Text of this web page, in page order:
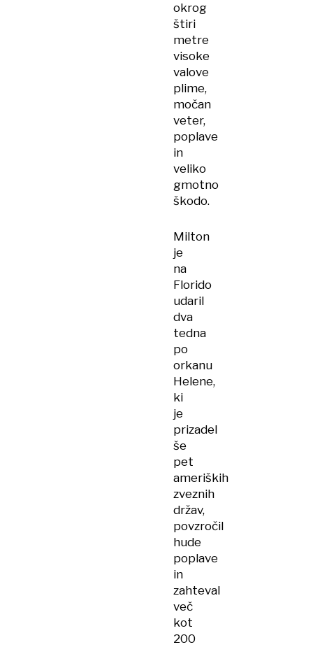
okrog
štiri
metre
visoke
valove
plime,
močan
veter,
poplave
in
veliko
gmotno
škodo.
Milton
je
na
Florido
udaril
dva
tedna
po
orkanu
Helene,
ki
je
prizadel
še
pet
ameriških
zveznih
držav,
povzročil
hude
poplave
in
zahteval
več
kot
200